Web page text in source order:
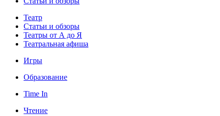
Театр
Статьи и обзоры
Театры от А до Я
Театральная афиша
Игры
Образование
Time In
Чтение